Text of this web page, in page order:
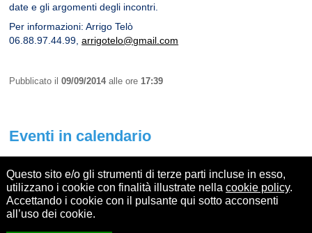
Questo sito e/o gli strumenti di terze parti incluse in esso,
utilizzano i cookie con finalità illustrate nella cookie policy.
Accettando i cookie con il pulsante qui sotto acconsenti
all’uso dei cookie.
date e gli argomenti degli incontri.
Per informazioni: Arrigo Telò
06.88.97.44.99,arrigotelo@gmail.com
Pubblicato il09/09/2014 alle ore17:39
Eventi in calendario